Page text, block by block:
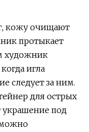
кожу очищают
протыкает
художник
игла
следует за ним.
для острых
украшение под
можно